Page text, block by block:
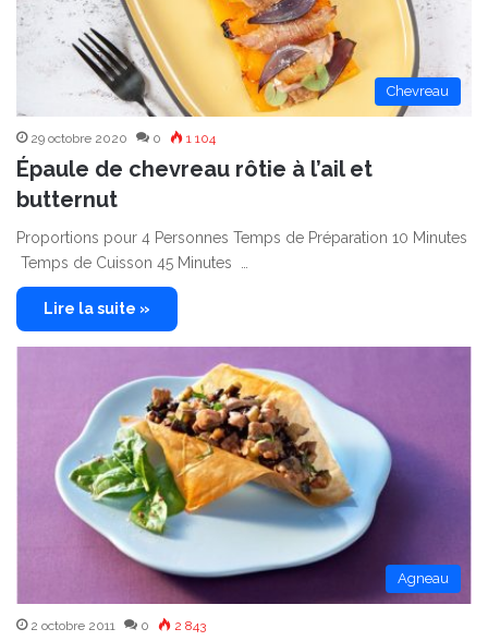
Chevreau
29 octobre 2020 0 1 104
Épaule de chevreau rôtie à l’ail et
butternut
Proportions pour 4 Personnes Temps de Préparation 10 Minutes
Temps de Cuisson 45 Minutes …
Lire la suite »
Agneau
2 octobre 2011 0 2 843